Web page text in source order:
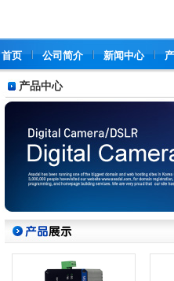
首页 公司简介 新闻中心
产品中心